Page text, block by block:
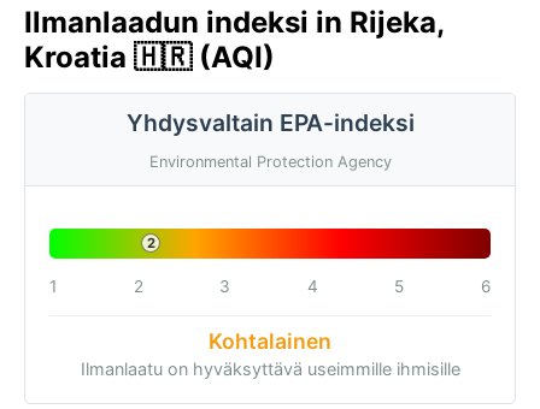
Ilmanlaadun indeksi in Rijeka,
Kroatia 🇭🇷 (AQI)
Yhdysvaltain EPA-indeksi
Environmental Protection Agency
2
1 2 3 4 5 6
Kohtalainen
Ilmanlaatu on hyväksyttävä useimmille ihmisille